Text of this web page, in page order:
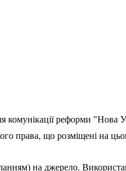
комунікації реформи "Нова
права, що розміщені на
на джерело.